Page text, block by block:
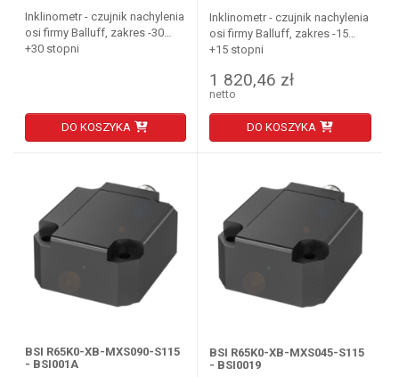
Inklinometr - czujnik nachylenia
osi firmy Balluff, zakres -30…
+30 stopni
DO KOSZYKA
Inklinometr - czujnik nachylenia
osi firmy Balluff, zakres -15…
+15 stopni
1 820,46 zł
netto
DO KOSZYKA
BSI R65K0-XB-MXS090-S115
- BSI001A
BSI R65K0-XB-MXS045-S115
- BSI0019